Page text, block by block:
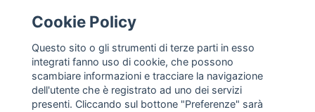
Cookie Policy
Questo sito o gli strumenti di terze parti in esso
integrati fanno uso di cookie, che possono
scambiare informazioni e tracciare la navigazione
dell'utente che è registrato ad uno dei servizi
presenti. Cliccando sul bottone "Preferenze" sarà